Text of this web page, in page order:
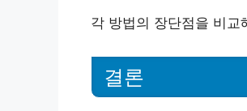
각 방법의 장단점을 비
결론